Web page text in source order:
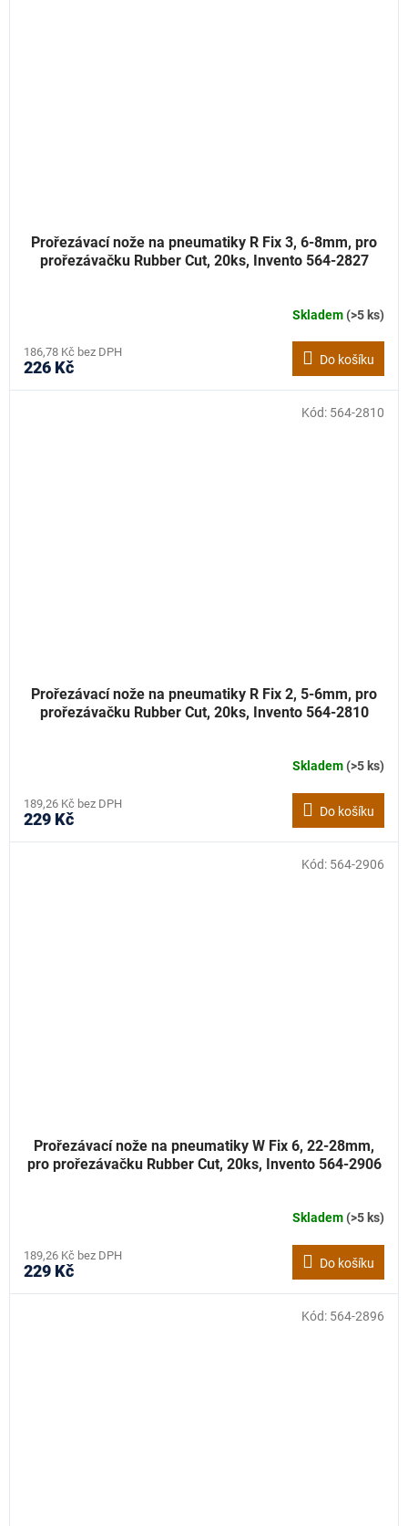
Prořezávací nože na pneumatiky R Fix 3, 6-8mm, pro
prořezávačku Rubber Cut, 20ks, Invento 564-2827
Skladem(>5 ks)
186,78 Kč bez DPH
226 Kč Do košíku
Prořezávací nože na pneumatiky R Fix 2, 5-6mm, pro
prořezávačku Rubber Cut, 20ks, Invento 564-2810
Skladem(>5 ks)
189,26 Kč bez DPH
229 Kč Do košíku
Kód: 564-2810
Prořezávací nože na pneumatiky W Fix 6, 22-28mm,
pro prořezávačku Rubber Cut, 20ks, Invento 564-2906
Skladem(>5 ks)
189,26 Kč bez DPH
229 Kč Do košíku
Kód: 564-2906
Kód: 564-2896